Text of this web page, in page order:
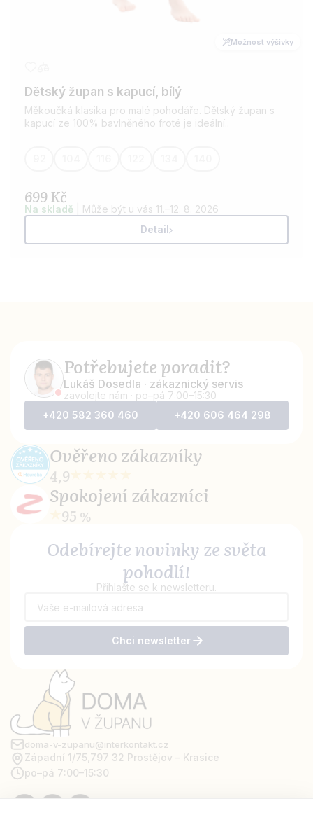
Možnost výšivky
Dětský župan s kapucí, bílý
Měkoučká klasika pro malé pohodáře. Dětský župan s
kapucí ze 100% bavlněného froté je ideální..
699 Kč
Na skladě
Může být u vás 11.–12. 8. 2026
Detail
Potřebujete poradit?
Lukáš Dosedla · zákaznický servis
zavolejte nám · po–pá 7:00–15:30
+420 582 360 460
+420 606 464 298
Ověřenozákazníky
4,9
Spokojenízákazníci
95 %
Odebírejte novinky ze světa
pohodlí!
Přihlašte se k newsletteru.
Chci newsletter
doma-v-zupanu@interkontakt.cz
Západní 1/75, 797 32 Prostějov – Krasice
po–pá 7:00–15:30